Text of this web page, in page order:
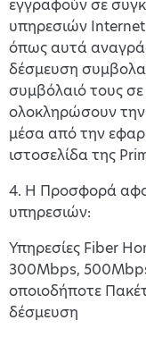
εγγραφούν σε
υπηρεσιών
όπως αυτά
δέσμευση
συμβόλαιό τους
ολοκληρώσουν την
μέσα από την
ιστοσελίδα της
4. Η Προσφορά
υπηρεσιών:
Υπηρεσίες Fiber
300Mbps,
οποιοδήποτε
δέσμευση